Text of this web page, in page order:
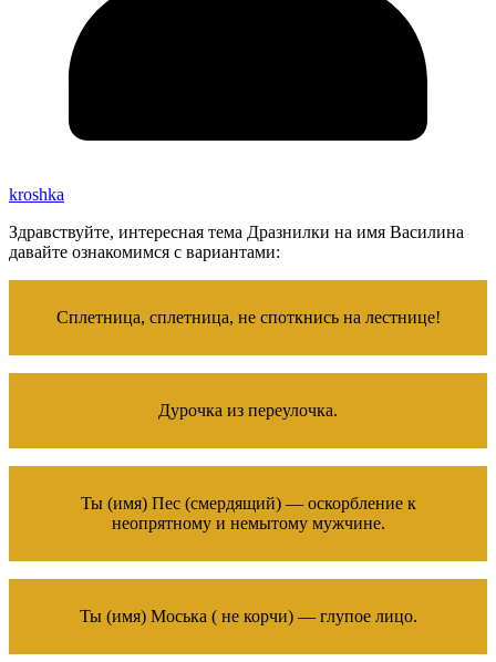
kroshka
Здравствуйте, интересная тема Дразнилки на имя Василина
давайте ознакомимся с вариантами:
Сплетница, сплетница, не споткнись на лестнице!
Дурочка из переулочка.
Ты (имя) Пес (смердящий) — оскорбление к
неопрятному и немытому мужчине.
Ты (имя) Моська ( не корчи) — глупое лицо.